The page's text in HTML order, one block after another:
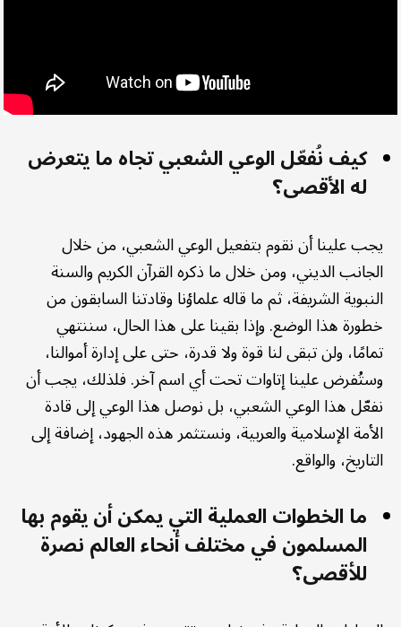
كيف نُفعّل الوعي الشعبي تجاه ما يتعرض
له الأقصى؟
يجب علينا أن نقوم بتفعيل الوعي الشعبي، من خلال
الجانب الديني، ومن خلال ما ذكره القرآن الكريم والسنة
النبوية الشريفة، ثم ما قاله علماؤنا وقادتنا السابقون من
خطورة هذا الوضع. وإذا بقينا على هذا الحال، سننتهي
تمامًا، ولن تبقى لنا قوة ولا قدرة، حتى على إدارة أموالنا،
وستُفرض علينا إتاوات تحت أي اسم آخر. فلذلك، يجب أن
نفعّل هذا الوعي الشعبي، بل نوصل هذا الوعي إلى قادة
الأمة الإسلامية والعربية، ونستثمر هذه الجهود، إضافة إلى
التاريخ، والواقع.
ما الخطوات العملية التي يمكن أن يقوم بها
المسلمون في مختلف أنحاء العالم نصرة
للأقصى؟